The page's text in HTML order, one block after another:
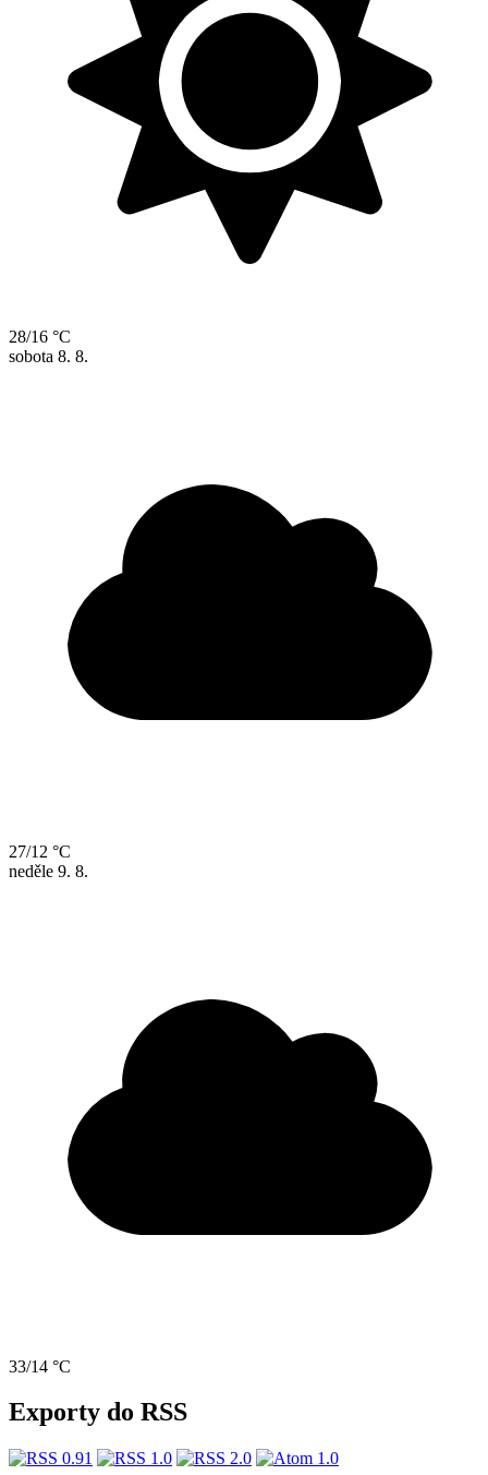
28/16 °C
sobota 8. 8.
27/12 °C
neděle 9. 8.
33/14 °C
Exporty do RSS